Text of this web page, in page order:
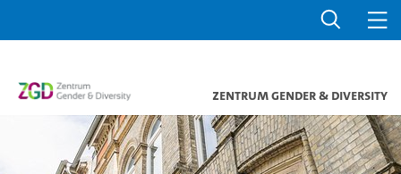
Zentrum Gender & Diversity